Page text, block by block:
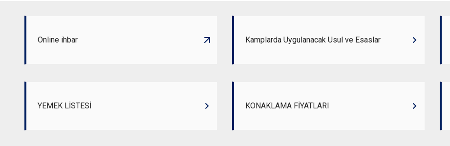
Online ihbar Kamplarda Uygulanacak Usul ve Esaslar
YEMEK LİSTESİ KONAKLAMA FİYATLARI